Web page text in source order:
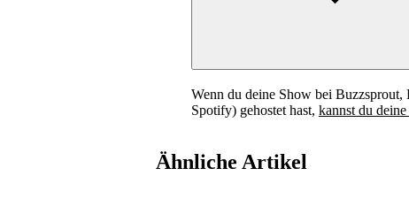
Wenn du deine Show bei Buzzsprout,
Spotify) gehostet hast, kannst du
Ähnliche Artikel